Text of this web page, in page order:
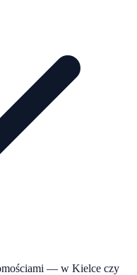
— w Kielce czy